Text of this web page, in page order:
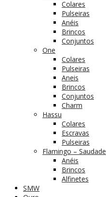
Colares
Pulseiras
Anéis
Brincos
Conjuntos
One
Colares
Pulseiras
Aneis
Brincos
Conjuntos
Charm
Hassu
Colares
Escravas
Pulseiras
Flamingo – Saudade
Anéis
Brincos
Alfinetes
SMW